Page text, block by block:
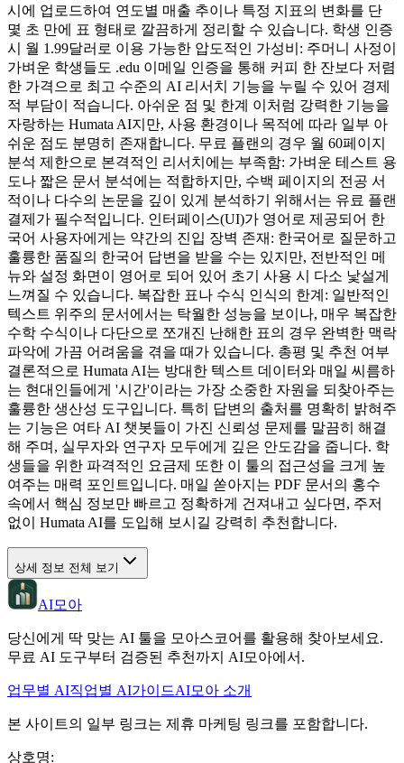
시에 업로드하여 연도별 매출 추이나 특정 지표의 변화를 단
몇 초 만에 표 형태로 깔끔하게 정리할 수 있습니다. 학생 인증
시 월 1.99달러로 이용 가능한 압도적인 가성비: 주머니 사정이
가벼운 학생들도 .edu 이메일 인증을 통해 커피 한 잔보다 저렴
한 가격으로 최고 수준의 AI 리서치 기능을 누릴 수 있어 경제
적 부담이 적습니다. 아쉬운 점 및 한계 이처럼 강력한 기능을
자랑하는 Humata AI지만, 사용 환경이나 목적에 따라 일부 아
쉬운 점도 분명히 존재합니다. 무료 플랜의 경우 월 60페이지
분석 제한으로 본격적인 리서치에는 부족함: 가벼운 테스트 용
도나 짧은 문서 분석에는 적합하지만, 수백 페이지의 전공 서
적이나 다수의 논문을 깊이 있게 분석하기 위해서는 유료 플랜
결제가 필수적입니다. 인터페이스(UI)가 영어로 제공되어 한
국어 사용자에게는 약간의 진입 장벽 존재: 한국어로 질문하고
훌륭한 품질의 한국어 답변을 받을 수는 있지만, 전반적인 메
뉴와 설정 화면이 영어로 되어 있어 초기 사용 시 다소 낯설게
느껴질 수 있습니다. 복잡한 표나 수식 인식의 한계: 일반적인
텍스트 위주의 문서에서는 탁월한 성능을 보이나, 매우 복잡한
수학 수식이나 다단으로 쪼개진 난해한 표의 경우 완벽한 맥락
파악에 가끔 어려움을 겪을 때가 있습니다. 총평 및 추천 여부
결론적으로 Humata AI는 방대한 텍스트 데이터와 매일 씨름하
는 현대인들에게 '시간'이라는 가장 소중한 자원을 되찾아주는
훌륭한 생산성 도구입니다. 특히 답변의 출처를 명확히 밝혀주
는 기능은 여타 AI 챗봇들이 가진 신뢰성 문제를 말끔히 해결
해 주며, 실무자와 연구자 모두에게 깊은 안도감을 줍니다. 학
생들을 위한 파격적인 요금제 또한 이 툴의 접근성을 크게 높
여주는 매력 포인트입니다. 매일 쏟아지는 PDF 문서의 홍수
속에서 핵심 정보만 빠르고 정확하게 건져내고 싶다면, 주저
없이 Humata AI를 도입해 보시길 강력히 추천합니다.
상세 정보 전체 보기
AI모아
당신에게 딱 맞는 AI 툴을 모아스코어를 활용해 찾아보세요.
무료 AI 도구부터 검증된 추천까지 AI모아에서.
업무별 AI직업별 AI가이드AI모아 소개
본 사이트의 일부 링크는 제휴 마케팅 링크를 포함합니다.
상호명: